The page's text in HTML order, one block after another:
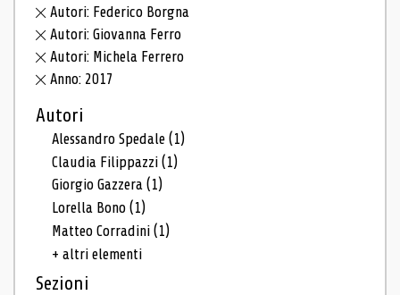
Autori: Federico Borgna
Autori: Giovanna Ferro
Autori: Michela Ferrero
Anno: 2017
Autori
Alessandro Spedale(1)
Claudia Filippazzi(1)
Giorgio Gazzera(1)
Lorella Bono(1)
Matteo Corradini(1)
+ altri elementi
Sezioni